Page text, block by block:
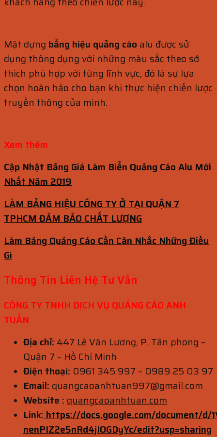
Mặt dựng bẳng hiệu quảng cáo alu được sử
dụng thông dụng với những màu sắc theo sở
thích phù hợp với từng lĩnh vực, đó là sự lựa
chọn hoàn hảo cho bạn khi thực hiện chiến lược
truyền thông của mình.
Xem thêm
Cập Nhật Bảng Giá Làm Biển Quảng Cáo Alu Mới
Nhất Năm 2019
LÀM BẢNG HIỆU CÔNG TY Ở TẠI QUẬN 7
TPHCM ĐẢM BẢO CHẤT LƯỢNG
Làm Bảng Quảng Cáo Cần Cân Nhắc Những Điều
Gì
Thông Tin Liên Hệ Tư Vấn
CÔNG TY TNHH DỊCH VỤ QUẢNG CÁO ANH
TUẤN
Địa chỉ: 447 Lê Văn Lương, P. Tân phong –
Quận 7 – Hồ Chí Minh
Điện thoại: 0961 345 997 – 0989 25 03 97
Email: quangcaoanhtuan997@gmail.com
Website : quangcaoanhtuan.com
Link: https://docs.google.com/document/d/
nenPIZ2e5nRd4jIOGDyYc/edit?usp=sharing